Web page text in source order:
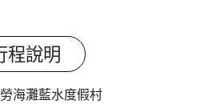
程說明
海灘藍水度假村